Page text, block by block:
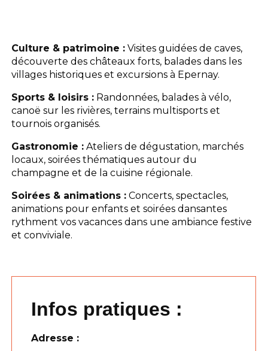
Culture & patrimoine : Visites guidées de caves,
découverte des châteaux forts, balades dans les
villages historiques et excursions à Epernay.
Sports & loisirs : Randonnées, balades à vélo,
canoë sur les rivières, terrains multisports et
tournois organisés.
Gastronomie : Ateliers de dégustation, marchés
locaux, soirées thématiques autour du
champagne et de la cuisine régionale.
Soirées & animations : Concerts, spectacles,
animations pour enfants et soirées dansantes
rythment vos vacances dans une ambiance festive
et conviviale.
Infos pratiques :
Adresse :